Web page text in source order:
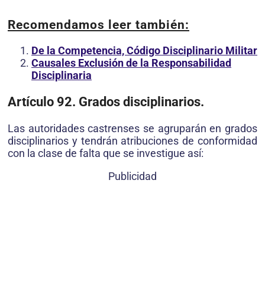
Recomendamos leer también:
De la Competencia, Código Disciplinario Militar
Causales Exclusión de la Responsabilidad
Disciplinaria
Artículo 92. Grados disciplinarios.
Las autoridades castrenses se agruparán en grados
disciplinarios y tendrán atribuciones de conformidad
con la clase de falta que se investigue así:
Publicidad